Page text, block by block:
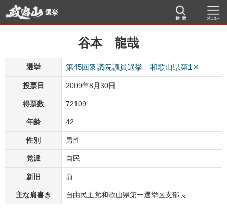
選挙
谷本 龍哉
選挙 第45回衆議院議員選挙 和歌山県第1区
投票日 2009年8月30日
得票数 72109
年齢 42
性別 男性
党派 自民
新旧 前
主な肩書き 自由民主党和歌山県第一選挙区支部長